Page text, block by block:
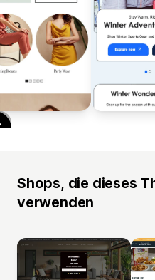
Shops, die dieses
verwenden